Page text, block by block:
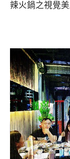
辣火鍋之視覺